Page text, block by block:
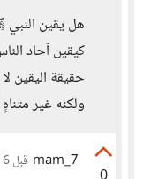
هل يقين
كيقين آحاد
حقيقة اليقين
ولكنه غير
mam_7 قبل 6 أشهر